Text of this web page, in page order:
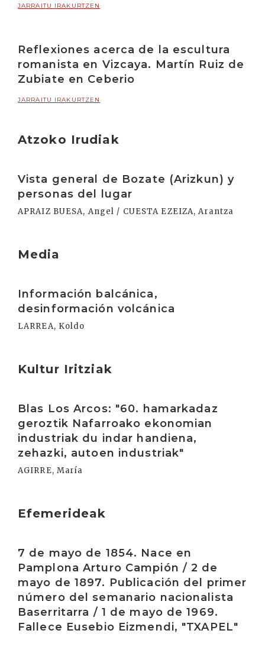
JARRAITU IRAKURTZEN
Reflexiones acerca de la escultura
romanista en Vizcaya. Martín Ruiz de
Zubiate en Ceberio
JARRAITU IRAKURTZEN
Atzoko Irudiak
Vista general de Bozate (Arizkun) y
personas del lugar
APRAIZ BUESA, Angel / CUESTA EZEIZA, Arantza
Media
Información balcánica,
desinformación volcánica
LARREA, Koldo
Kultur Iritziak
Blas Los Arcos: "60. hamarkadaz
geroztik Nafarroako ekonomian
industriak du indar handiena,
zehazki, autoen industriak"
AGIRRE, María
Efemerideak
7 de mayo de 1854. Nace en
Pamplona Arturo Campión / 2 de
mayo de 1897. Publicación del primer
número del semanario nacionalista
Baserritarra / 1 de mayo de 1969.
Fallece Eusebio Eizmendi, "TXAPEL"